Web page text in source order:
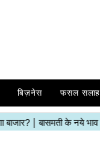
बिज़नेस फसल सलाह